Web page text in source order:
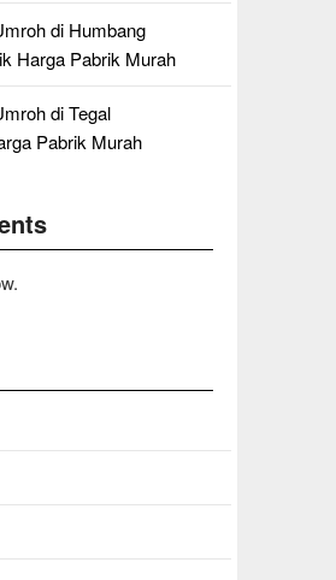
di Humbang
Harga Pabrik Murah
di Tegal
Pabrik Murah